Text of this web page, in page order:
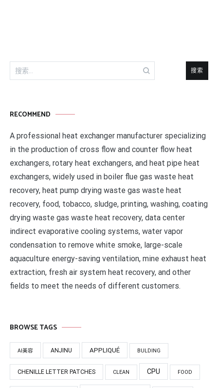
搜
索：
RECOMMEND
A professional heat exchanger manufacturer specializing
in the production of cross flow and counter flow heat
exchangers, rotary heat exchangers, and heat pipe heat
exchangers, widely used in boiler flue gas waste heat
recovery, heat pump drying waste gas waste heat
recovery, food, tobacco, sludge, printing, washing, coating
drying waste gas waste heat recovery, data center
indirect evaporative cooling systems, water vapor
condensation to remove white smoke, large-scale
aquaculture energy-saving ventilation, mine exhaust heat
extraction, fresh air system heat recovery, and other
fields to meet the needs of different customers.
BROWSE TAGS
AI美容 ANJINU APPLIQUÉ BULDING
CHENILLE LETTER PATCHES CLEAN CPU FOOD